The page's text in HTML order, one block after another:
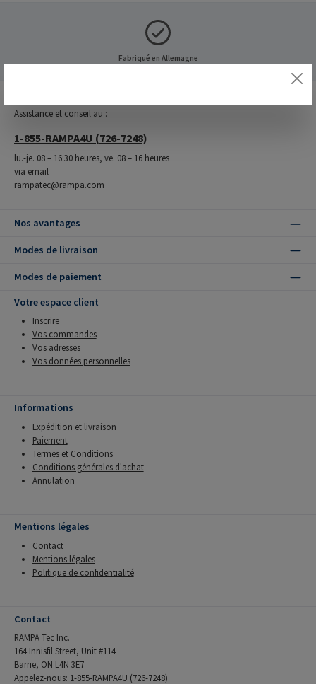
Fabriqué en Allemagne
Assistance et conseil au :
1-855-RAMPA4U (726-7248)
lu.-je. 08 – 16:30 heures, ve. 08 – 16 heures
via email
rampatec@rampa.com
Nos avantages
Modes de livraison
Modes de paiement
Votre espace client
Inscrire
Vos commandes
Vos adresses
Vos données personnelles
Informations
Expédition et livraison
Paiement
Termes et Conditions
Conditions générales d'achat
Annulation
Mentions légales
Contact
Mentions légales
Politique de confidentialité
Contact
RAMPA Tec Inc.
164 Innisfil Street, Unit #114
Barrie, ON L4N 3E7
Appelez-nous: 1-855-RAMPA4U (726-7248)